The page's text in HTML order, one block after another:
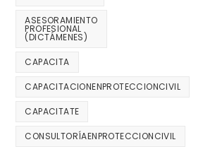
ASESORAMIENTO
PROFESIONAL
(DICTÁMENES)
CAPACITA
CAPACITACIONENPROTECCIONCIVIL
CAPACITATE
CONSULTORÍAENPROTECCIONCIVIL